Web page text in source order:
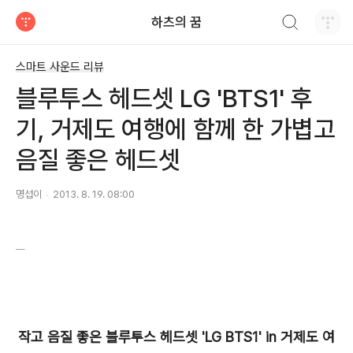
하츠의 꿈
스마트 사운드 리뷰
블루투스 헤드셋 LG 'BTS1' 후
기, 거제도 여행에 함께 한 가볍고
음질 좋은 헤드셋
명섭이 2013. 8. 19. 08:00
작고 음질 좋은 블루투스 헤드셋 'LG BTS1' in 거제도 여